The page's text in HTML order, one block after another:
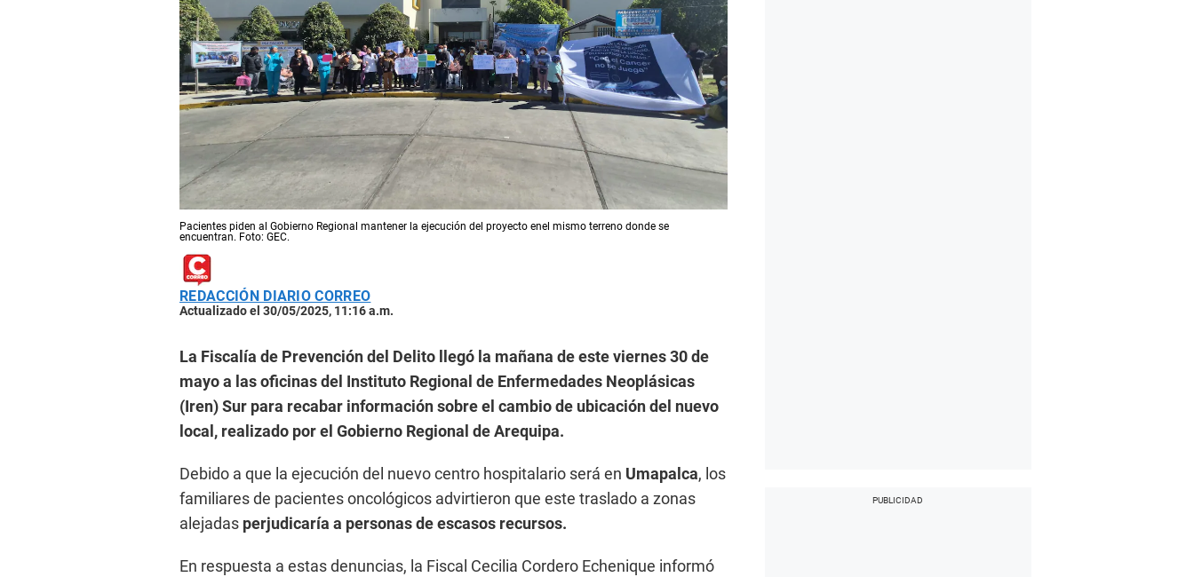
Pacientes piden al Gobierno Regional mantener la ejecución del proyecto enel mismo terreno donde se
encuentran. Foto: GEC.
REDACCIÓN DIARIO CORREO
Actualizado el 30/05/2025, 11:16 a.m.
La Fiscalía de Prevención del Delito llegó la mañana de este viernes 30 de
mayo a las oficinas del Instituto Regional de Enfermedades Neoplásicas
(Iren) Sur para recabar información sobre el cambio de ubicación del nuevo
local, realizado por el Gobierno Regional de Arequipa.
Debido a que la ejecución del nuevo centro hospitalario será en Umapalca, los
familiares de pacientes oncológicos advirtieron que este traslado a zonas
alejadas perjudicaría a personas de escasos recursos.
En respuesta a estas denuncias, la Fiscal Cecilia Cordero Echenique informó